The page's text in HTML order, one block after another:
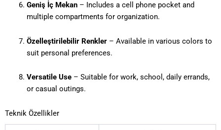
Geniş İç Mekan– Includes a cell phone pocket and
multiple compartments for organization.
Özelleştirilebilir Renkler– Available in various colors to
suit personal preferences.
Versatile Use– Suitable for work, school, daily errands,
or casual outings.
Teknik Özellikler